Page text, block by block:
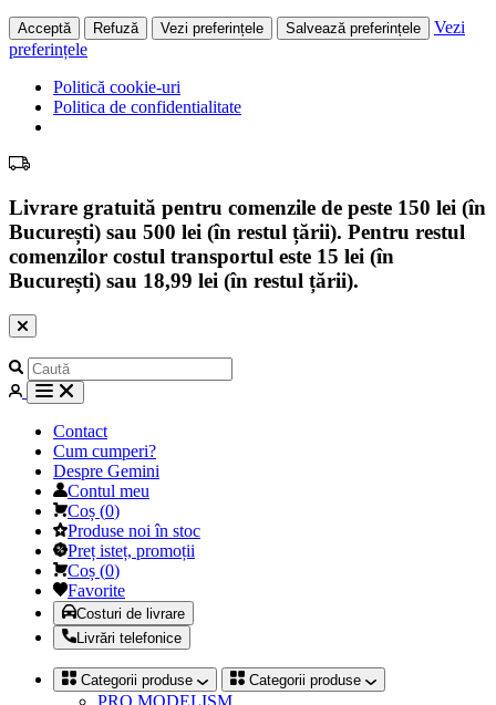
Acceptă Refuză Vezi preferințele Salvează preferințele
Vezi
preferințele
Politică cookie-uri
Politica de confidentialitate
Livrare gratuită pentru comenzile de peste 150 lei (în
București) sau 500 lei (în restul țării). Pentru restul
comenzilor costul transportul este 15 lei (în
București) sau 18,99 lei (în restul țării).
Contact
Cum cumperi?
Despre Gemini
Contul meu
Coș (0)
Produse noi în stoc
Preț isteț, promoții
Coș (0)
Favorite
Costuri de livrare
Livrări telefonice
Categorii produse Categorii produse
PRO MODELISM